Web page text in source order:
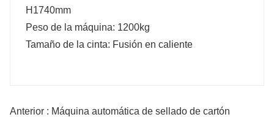
H1740mm
Peso de la máquina: 1200kg
Tamaño de la cinta: Fusión en caliente
Anterior : Máquina automática de sellado de cartón